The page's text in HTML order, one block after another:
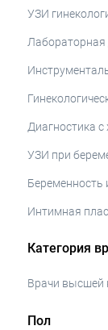
УЗИ
Лабораторная
Диагностика
УЗИ при
Беременность
Интимная
Категория
Врачи высшей
Пол